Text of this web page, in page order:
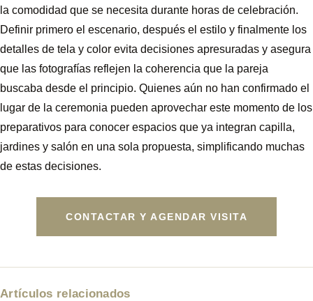
la comodidad que se necesita durante horas de celebración.
Definir primero el escenario, después el estilo y finalmente los
detalles de tela y color evita decisiones apresuradas y asegura
que las fotografías reflejen la coherencia que la pareja
buscaba desde el principio. Quienes aún no han confirmado el
lugar de la ceremonia pueden aprovechar este momento de los
preparativos para conocer espacios que ya integran capilla,
jardines y salón en una sola propuesta, simplificando muchas
de estas decisiones.
CONTACTAR Y AGENDAR VISITA
Artículos relacionados